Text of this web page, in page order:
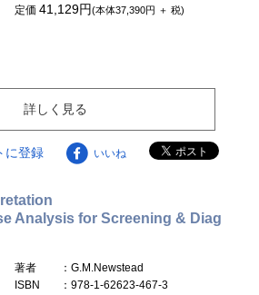
定価41,129円(本体37,390円 ＋ 税)
詳しく見る
に登録 いいね
Analysis for Screening & Diag
著者
：G.M.Newstead
ISBN
：978-1-62623-467-3